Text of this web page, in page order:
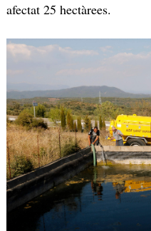
afectat 25 hectàrees.